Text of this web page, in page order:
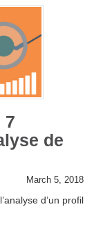
7
de
March 5, 2018
d’un profil